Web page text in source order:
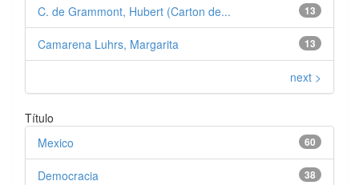
13
C. de Grammont, Hubert (Carton de...
13
Camarena Luhrs, Margarita
next >
Título
60
Mexico
38
Democracia